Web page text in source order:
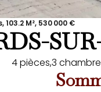
M², 530 000 €
4 pièces,3